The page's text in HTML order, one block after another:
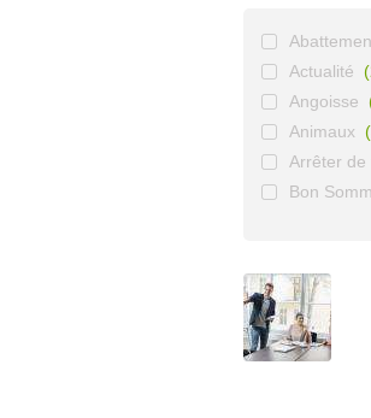
Actualité
Angoisse
Animaux
Arrêter de
Bon